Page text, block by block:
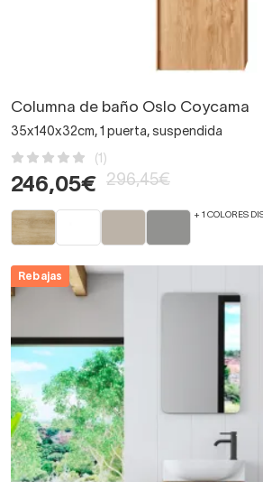
Columna de baño Oslo Coycama
35x140x32cm, 1 puerta, suspendida
(1)
246,05€ 296,45€
+ 1 COLORES
Rebajas